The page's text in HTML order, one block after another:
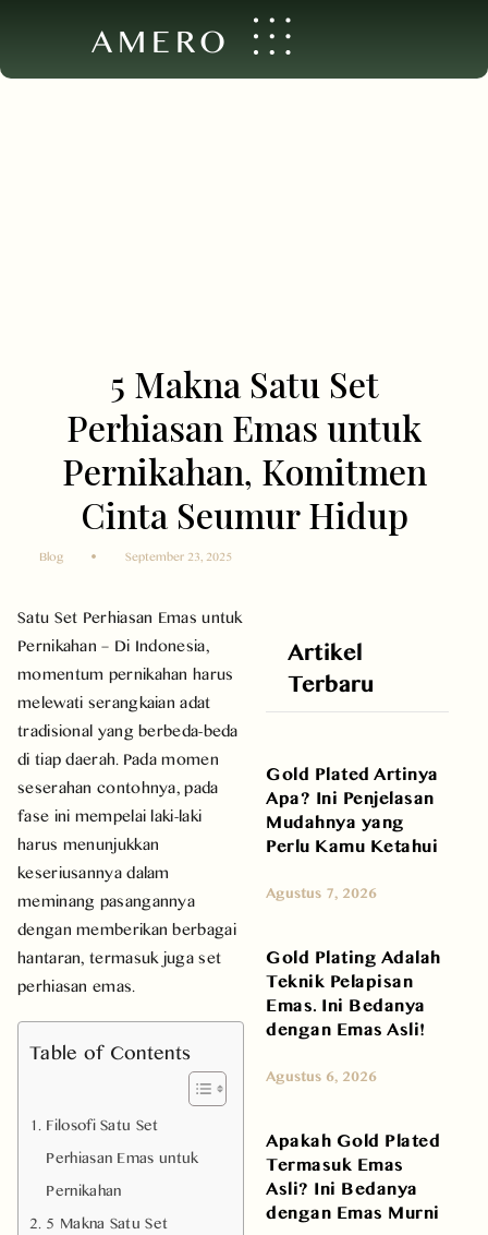
AMERO
5 Makna Satu Set
Perhiasan Emas untuk
Pernikahan, Komitmen
Cinta Seumur Hidup
Blog September 23, 2025
Satu Set Perhiasan Emas untuk
Pernikahan – Di Indonesia,
momentum pernikahan harus
melewati serangkaian adat
tradisional yang berbeda-beda
di tiap daerah. Pada momen
seserahan contohnya, pada
fase ini mempelai laki-laki
harus menunjukkan
keseriusannya dalam
meminang pasangannya
dengan memberikan berbagai
hantaran, termasuk juga set
perhiasan emas.
Table of Contents
Filosofi Satu Set
Perhiasan Emas untuk
Pernikahan
5 Makna Satu Set
Artikel
Terbaru
Gold Plated Artinya
Apa? Ini Penjelasan
Mudahnya yang
Perlu Kamu Ketahui
Agustus 7, 2026
Gold Plating Adalah
Teknik Pelapisan
Emas. Ini Bedanya
dengan Emas Asli!
Agustus 6, 2026
Apakah Gold Plated
Termasuk Emas
Asli? Ini Bedanya
dengan Emas Murni